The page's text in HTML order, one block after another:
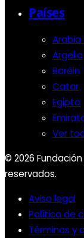
Países
Arabia
Argelia
Baréin
Catar
Egipto
Ver
© 2026
reservados.
Aviso legal
Política de
Términos y